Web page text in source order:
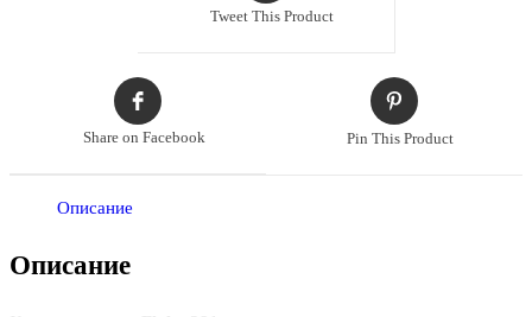
Tweet This Product
Share on Facebook Pin This Product
Описание
Описание